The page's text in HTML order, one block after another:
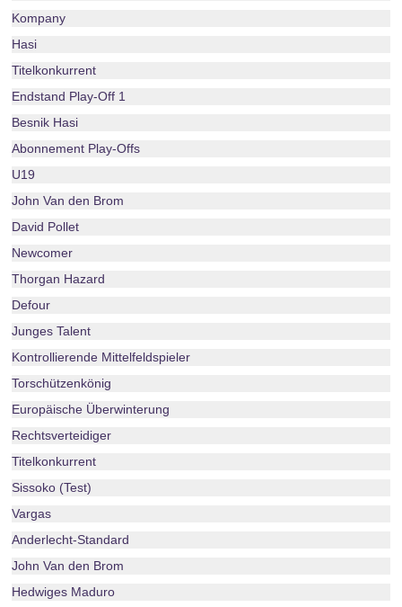
Kompany
Hasi
Titelkonkurrent
Endstand Play-Off 1
Besnik Hasi
Abonnement Play-Offs
U19
John Van den Brom
David Pollet
Newcomer
Thorgan Hazard
Defour
Junges Talent
Kontrollierende Mittelfeldspieler
Torschützenkönig
Europäische Überwinterung
Rechtsverteidiger
Titelkonkurrent
Sissoko (Test)
Vargas
Anderlecht-Standard
John Van den Brom
Hedwiges Maduro